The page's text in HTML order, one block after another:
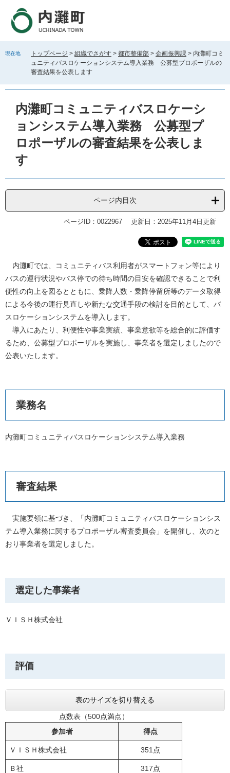
。
て
現在地 トップページ > 組織でさがす > 都市整備部 > 企画振興課 > 内灘町コミ
ュニティバスロケーションシステム導入業務 公募型プロポーザルの
審査結果を公表します
内灘町コミュニティバスロケーシ
ョンシステム導入業務 公募型プ
ロポーザルの審査結果を公表しま
す
ページ内目次
ページID：0022967 更新日：2025年11月4日更新
内灘町では、コミュニティバス利用者がスマートフォン等により
バスの運行状況やバス停での待ち時間の目安を確認できることで利
便性の向上を図るとともに、乗降人数・乗降停留所等のデータ取得
による今後の運行見直しや新たな交通手段の検討を目的として、バ
スロケーションシステムを導入します。
導入にあたり、利便性や事業実績、事業意欲等を総合的に評価す
るため、公募型プロポーザルを実施し、事業者を選定しましたので
公表いたします。
業務名
内灘町コミュニティバスロケーションシステム導入業務
審査結果
実施要領に基づき、「内灘町コミュニティバスロケーションシス
テム導入業務に関するプロポーザル審査委員会」を開催し、次のと
おり事業者を選定しました。
選定した事業者
ＶＩＳＨ株式会社
評価
表のサイズを切り替える
点数表（500点満点）
参加者
得点
ＶＩＳＨ株式会社 351点
Ｂ社 317点